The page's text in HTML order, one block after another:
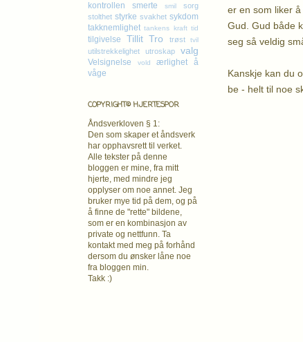
er en som liker
Gud. Gud både
seg så veldig
Kanskje kan du
be - helt til noe
kontrollen
smerte smil
sorg
stolthet styrke svakhet sykdom
takknemlighet tankens kraft tid
tilgivelse Tillit Tro trøst tvil
utilstrekkelighet utroskap valg
Velsignelse vold ærlighet
å
våge
COPYRIGHT© HJERTESPOR
Åndsverkloven § 1:
Den som skaper et åndsverk
har opphavsretttil verket.
Alle tekster på denne
bloggen er mine, fra mitt
hjerte, med mindre jeg
opplyser om noe annet. Jeg
bruker mye tid på dem, og på
å finne de "rette" bildene,
som er en kombinasjon av
private og nettfunn. Ta
kontakt med meg på forhånd
dersom du ønsker låne noe
fra bloggen min.
Takk :)